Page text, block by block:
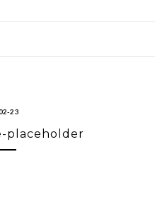
23
placeholder